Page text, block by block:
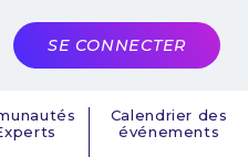
Calendrier des
événements
SE CONNECTER